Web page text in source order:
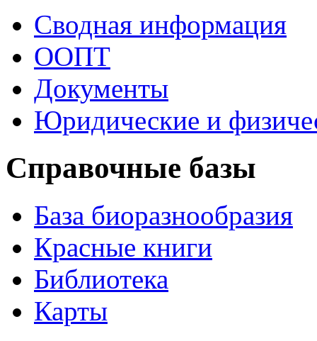
Сводная информация
ООПТ
Документы
Юридические и
Справочные базы
База биоразнообразия
Красные книги
Библиотека
Карты